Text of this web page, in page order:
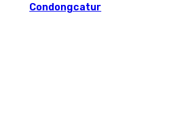
Condongcatur